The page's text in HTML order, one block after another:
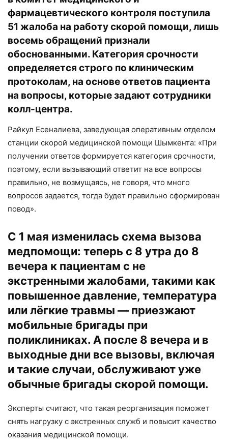
фармацевтического контроля поступила
51 жалоба на работу скорой помощи, лишь
восемь обращений признали
обоснованными. Категория срочности
определяется строго по клиническим
протоколам, на основе ответов пациента
на вопросы, которые задают сотрудники
колл-центра.
Райкул Есеналиева, заведующая оперативным отделом
станции скорой медицинской помощи Шымкента: «При
получении ответов формируется категория срочности,
поэтому, если вызывающий ответит на все вопросы
правильно, не возмущаясь, не говоря, что много
вопросов задается, тогда будет правильно сформирован
повод».
С 1 мая изменилась схема вызова
медпомощи: теперь с 8 утра до 8
вечера к пациентам с не
экстренными жалобами, такими как
повышенное давление, температура
или лёгкие травмы — приезжают
мобильные бригады при
поликлиниках. А после 8 вечера и в
выходные дни все вызовы, включая
и такие случаи, обслуживают уже
обычные бригады скорой помощи.
Эксперты считают, что такая реорганизация поможет
снять нагрузку с экстренных служб и повысит качество
оказания медицинской помощи.